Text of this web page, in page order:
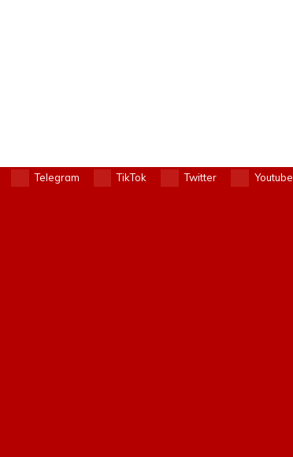
Telegram TikTok Twitter Youtube